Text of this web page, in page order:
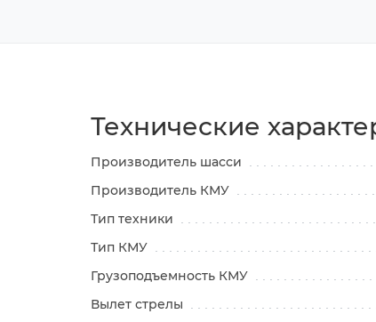
Технические
Производитель шасси
Производитель КМУ
Тип техники
Тип КМУ
Грузоподъемность КМУ
Вылет стрелы